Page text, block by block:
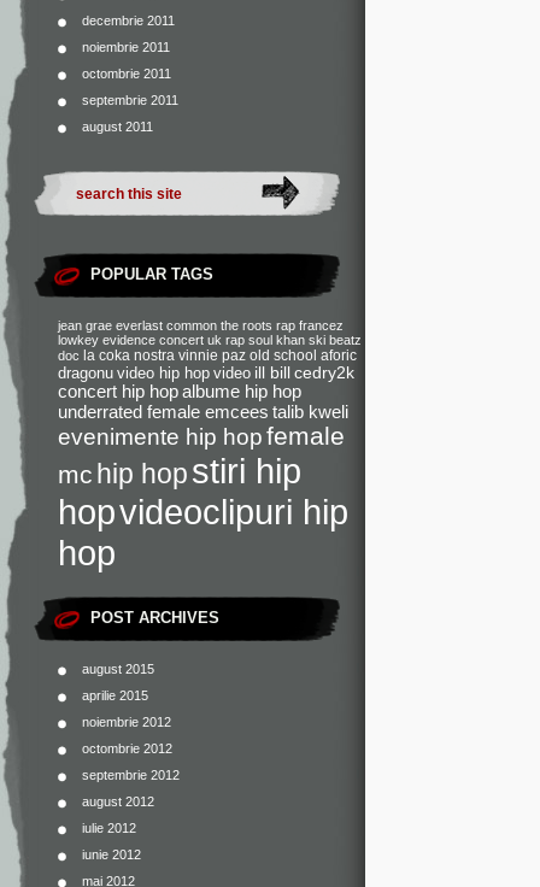
decembrie 2011
noiembrie 2011
octombrie 2011
septembrie 2011
august 2011
POPULAR TAGS
jean grae everlast common the roots rap francez
lowkey evidence concert uk rap soul khan ski beatz
doc la coka nostra vinnie paz old school aforic
dragonu video hip hop video ill bill cedry2k
concert hip hopalbume hip hop
underrated female emcees talib kweli
evenimente hip hopfemale
mc hip hopstiri hip
hopvideoclipuri hip
hop
POST ARCHIVES
august 2015
aprilie 2015
noiembrie 2012
octombrie 2012
septembrie 2012
august 2012
iulie 2012
iunie 2012
mai 2012